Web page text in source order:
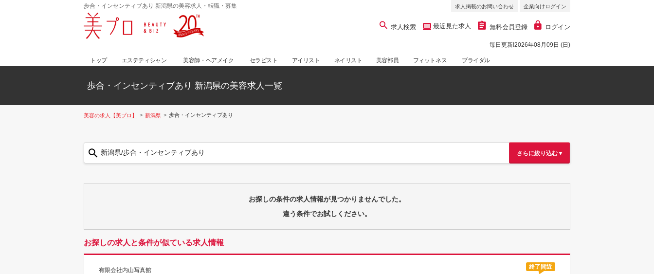
歩合・インセンティブあり 新潟県の美容求人・転職・募集 求人掲載のお問い合わせ 企業向けログイン
求人検索 最近見た求人 無料会員登録 ログイン
毎日更新!2026年08月09日 (日)
トップ エステティシャン 美容師・ヘアメイク セラピスト アイリスト ネイリスト 美容部員 フィットネス ブライダル
歩合・インセンティブあり 新潟県の美容求人一覧
美容の求人【美プロ】 新潟県 歩合・インセンティブあり
新潟県/歩合・インセンティブあり さらに絞り込む▼
お探しの条件の求人情報が見つかりませんでした。
違う条件でお試しください。
お探しの求人と条件が似ている求人情報
有限会社内山写真館 終了間近